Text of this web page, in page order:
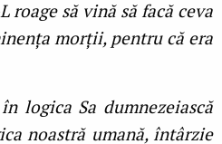
roage să vină să facă ceva
morții, pentru că era
logica Sa dumnezeiască
noastră umană, întârzie